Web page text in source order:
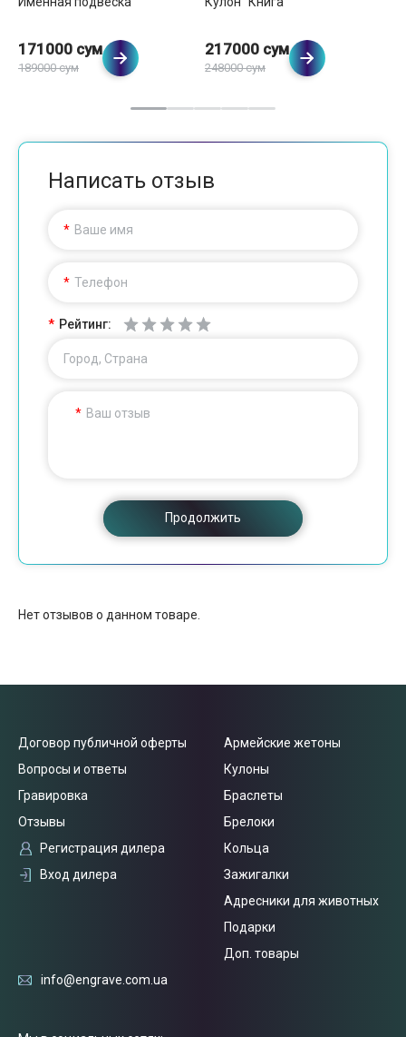
171000 сум
189000 сум
217000 сум
248000 сум
Написать отзыв
Ваше имя
Телефон
Рейтинг:
Город, Страна
Ваш отзыв
Продолжить
Нет отзывов о данном товаре.
Договор публичной оферты
Вопросы и ответы
Гравировка
Отзывы
Регистрация дилера
Вход дилера
Армейские жетоны
Кулоны
Браслеты
Брелоки
Кольца
Зажигалки
Адресники для животных
Подарки
Доп. товары
info@engrave.com.ua